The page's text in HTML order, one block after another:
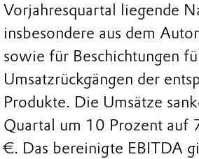
Vorjahresquartal liegende
insbesondere aus dem
sowie für Beschichtungen
Umsatzrückgängen der
Produkte. Die Umsätze
Quartal um 10 Prozent auf
€. Das bereinigte EBITDA